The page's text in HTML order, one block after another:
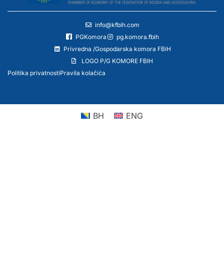
info@kfbih.com
PGKomora
pg.komora.fbih
Privredna /Gospodarska komora FBiH
LOGO P/G KOMORE FBIH
Politika privatnostiPravila kolačića
BH ENG